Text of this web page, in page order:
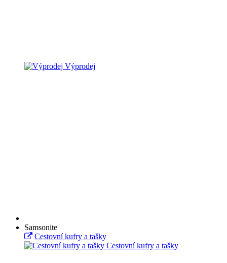
Výprodej
Samsonite
Cestovní kufry a tašky
Cestovní kufry a tašky